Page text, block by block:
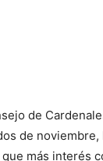
de
de
más interés